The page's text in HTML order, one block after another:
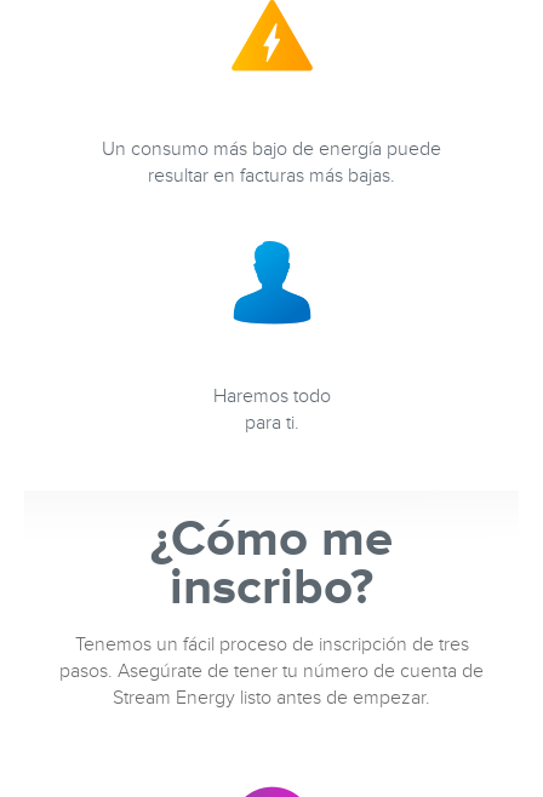
Un consumo más bajo de energía puede
resultar en facturas más bajas.
Haremos todo
para ti.
¿Cómo me
inscribo?
Tenemos un fácil proceso de inscripción de tres
pasos. Asegúrate de tener tu número de cuenta de
Stream Energy listo antes de empezar.